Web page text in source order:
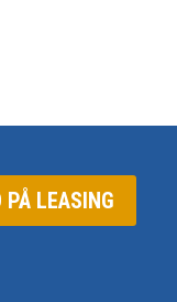
PÅ LEASING